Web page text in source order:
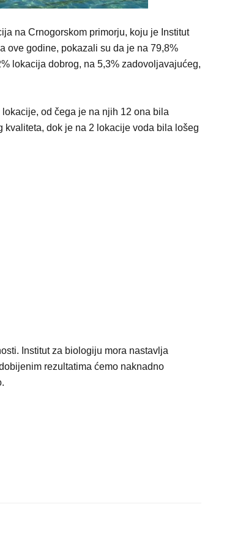
na Crnogorskom primorju, koju je Institut
ove godine, pokazali su da je na 79,8%
lokacija dobrog, na 5,3% zadovoljavajućeg,
od čega je na njih 12 ona bila
dok je na 2 lokacije voda bila lošeg
Institut za biologiju mora nastavlja
rezultatima ćemo naknadno